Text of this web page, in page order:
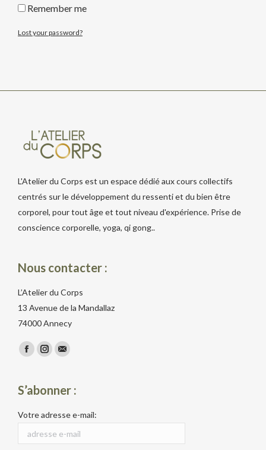
Remember me
Lost your password?
L'Atelier du Corps est un espace dédié aux cours collectifs
centrés sur le développement du ressenti et du bien être
corporel, pour tout âge et tout niveau d'expérience. Prise de
conscience corporelle, yoga, qi gong..
Nous contacter :
L’Atelier du Corps
13 Avenue de la Mandallaz
74000 Annecy
Trouvez nous sur :
Facebook
Instagram
Mail
S’abonner :
Votre adresse e-mail: